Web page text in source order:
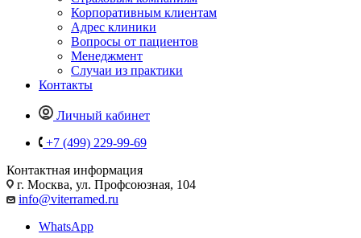
Корпоративным клиентам
Адрес клиники
Вопросы от пациентов
Менеджмент
Случаи из практики
Контакты
Личный кабинет
+7 (499) 229-99-69
Контактная информация
г. Москва, ул. Профсоюзная, 104
info@viterramed.ru
WhatsApp